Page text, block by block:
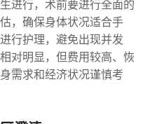
进行，术前要进行全面的
，确保身体状况适合手
行护理，避免出现并发
对明显，但费用较高、恢
需求和经济状况谨慎考